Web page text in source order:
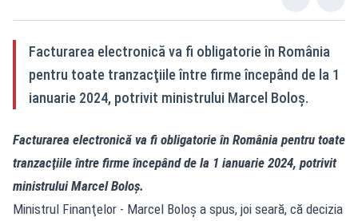
Facturarea electronică va fi obligatorie în România
pentru toate tranzacţiile între firme începând de la 1
ianuarie 2024, potrivit ministrului Marcel Boloș.
Facturarea electronică va fi obligatorie în România pentru toate
tranzacţiile între firme începând de la 1 ianuarie 2024, potrivit
ministrului Marcel Boloș.
Ministrul Finanţelor - Marcel Boloş a spus, joi seară, că decizia